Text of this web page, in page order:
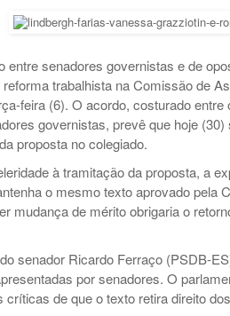
entre senadores governistas e de
trabalhista na Comissão de
feira (6). O acordo, costurado entre
governistas, prevê que hoje (30)
proposta no colegiado.
à tramitação da proposta, a
o mesmo texto aprovado pela
mudança de mérito obrigaria o
senador Ricardo Ferraço (PSDB-
por senadores. O
críticas de que o texto retira direito